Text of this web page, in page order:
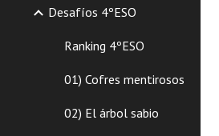
Desafíos 4ºESO
Ranking 4ºESO
01) Cofres mentirosos
02) El árbol sabio